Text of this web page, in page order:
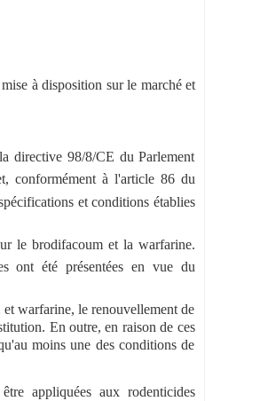
à disposition sur le marché et
directive 98/8/CE du Parlement
conformément à l'article 86 du
et conditions établies
le brodifacoum et la warfarine.
ont été présentées en vue du
warfarine, le renouvellement de
En outre, en raison de ces
moins une des conditions de
appliquées aux rodenticides